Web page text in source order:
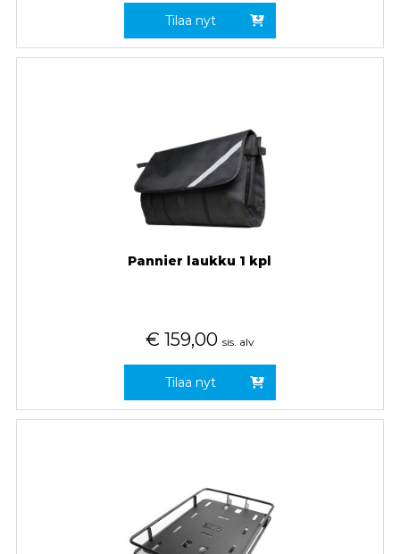
Tilaa nyt
Pannier laukku 1 kpl
€ 159,00 sis. alv
Tilaa nyt